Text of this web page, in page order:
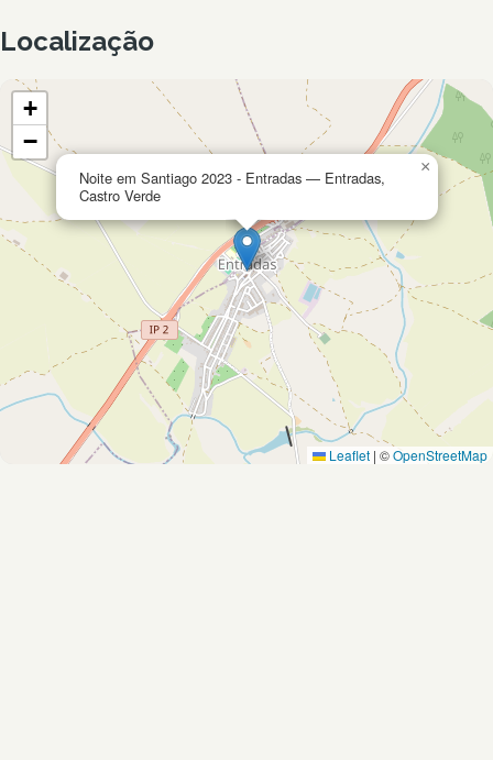
Localização
Noite em Santiago 2023 - Entradas — Entradas,
Castro Verde
×
+
−
Leaflet | ©OpenStreetMap